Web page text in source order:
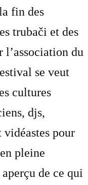
fin des
trubači et des
l’association du
se veut
cultures
djs,
vidéastes pour
pleine
de ce qui